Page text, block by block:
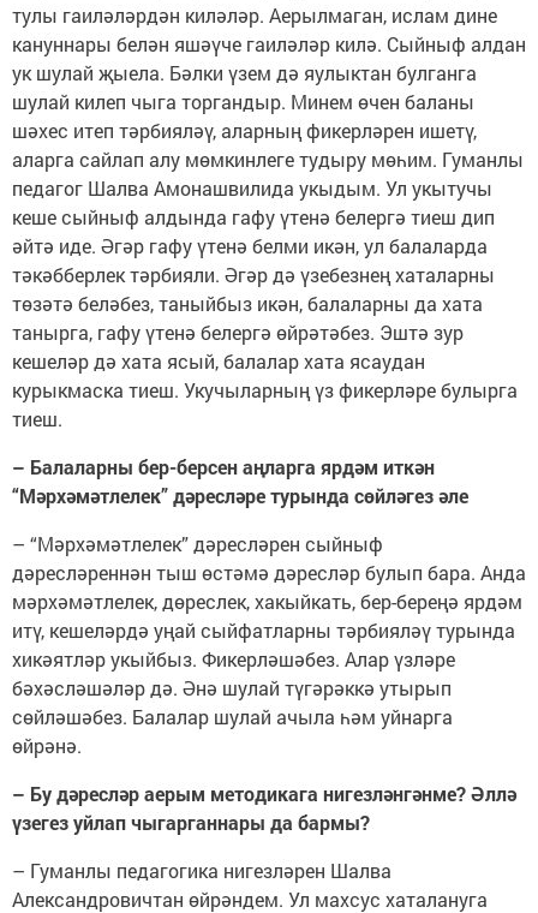
тулы гаиләләрдән киләләр. Аерылмаган, ислам дине
кануннары белән яшәүче гаиләләр килә. Сыйныф алдан
ук шулай җыела. Бәлки үзем дә яулыктан булганга
шулай килеп чыга торгандыр. Минем өчен баланы
шәхес итеп тәрбияләү, аларның фикерләрен ишетү,
аларга сайлап алу мөмкинлеге тудыру мөһим. Гуманлы
педагог Шалва Амонашвилида укыдым. Ул укытучы
кеше сыйныф алдында гафу үтенә белергә тиеш дип
әйтә иде. Әгәр гафу үтенә белми икән, ул балаларда
тәкәбберлек тәрбияли. Әгәр дә үзебезнең хаталарны
төзәтә беләбез, таныйбыз икән, балаларны да хата
танырга, гафу үтенә белергә өйрәтәбез. Эштә зур
кешеләр дә хата ясый, балалар хата ясаудан
курыкмаска тиеш. Укучыларның үз фикерләре булырга
тиеш.
– Балаларны бер-берсен аңларга ярдәм иткән
“Мәрхәмәтлелек” дәресләре турында сөйләгез әле
– “Мәрхәмәтлелек” дәресләрен сыйныф
дәресләреннән тыш өстәмә дәресләр булып бара. Анда
мәрхәмәтлелек, дөреслек, хакыйкать, бер-береңә ярдәм
итү, кешеләрдә уңай сыйфатларны тәрбияләү турында
хикәятләр укыйбыз. Фикерләшәбез. Алар үзләре
бәхәсләшәләр дә. Әнә шулай түгәрәккә утырып
сөйләшәбез. Балалар шулай ачыла һәм уйнарга
өйрәнә.
– Бу дәресләр аерым методикага нигезләнгәнме? Әллә
үзегез уйлап чыгарганнары да бармы?
– Гуманлы педагогика нигезләрен Шалва
Александровичтан өйрәндем. Ул махсус хаталануга